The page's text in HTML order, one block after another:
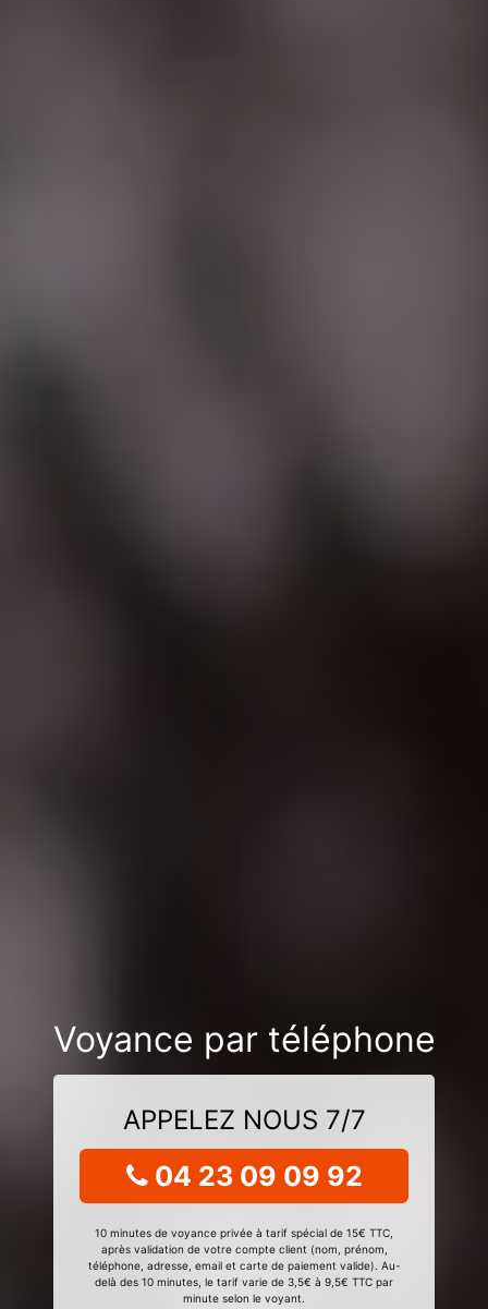
Voyance par téléphone
APPELEZ NOUS 7/7
04 23 09 09 92
10 minutes de voyance privée à tarif spécial de 15€ TTC,
après validation de votre compte client (nom, prénom,
téléphone, adresse, email et carte de paiement valide). Au-
delà des 10 minutes, le tarif varie de 3,5€ à 9,5€ TTC par
minute selon le voyant.